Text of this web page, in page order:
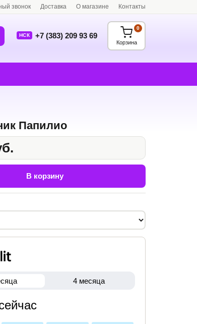
звонок Доставка О магазине Контакты
НСК +7 (383) 209 93 69
Корзина
0
Папилио
В корзину
4 месяца